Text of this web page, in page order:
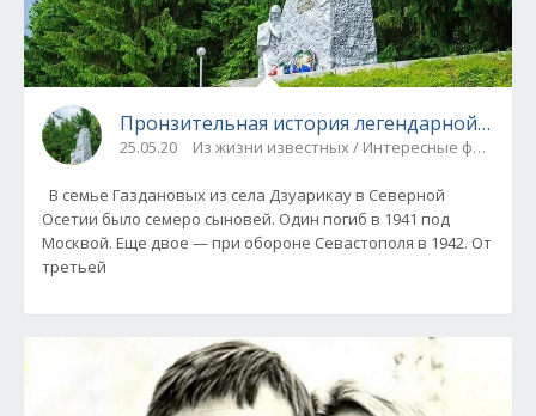
Пронзительная история легендарной
25.05.20 Из жизни известных / Интересные факты
В семье Газдановых из села Дзуарикау в Северной
Осетии было семеро сыновей. Один погиб в 1941 под
Москвой. Еще двое — при обороне Севастополя в 1942. От
третьей